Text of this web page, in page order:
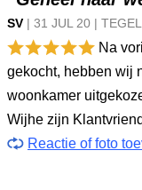
SV | 31 JUL20 |
Na
gekocht, hebben wij
woonkamer
Wijhe zijn
Reactie of foto